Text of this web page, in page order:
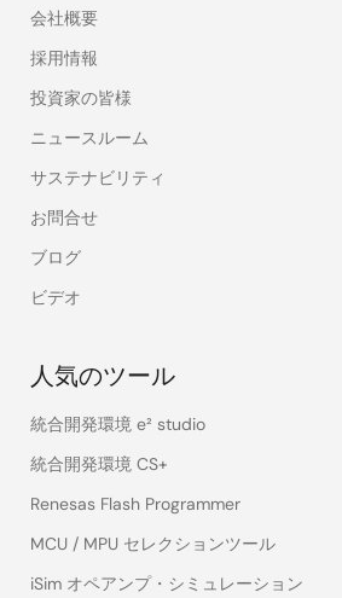
会社概要
採用情報
投資家の皆様
ニュースルーム
サステナビリティ
お問合せ
ブログ
ビデオ
人気のツール
統合開発環境 e² studio
統合開発環境 CS+
Renesas Flash Programmer
MCU / MPU セレクションツール
iSim オペアンプ・シミュレーション